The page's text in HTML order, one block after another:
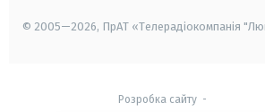
© 2005—2026, ПрАТ «Телерадіокомпанія
Розробка сайту-